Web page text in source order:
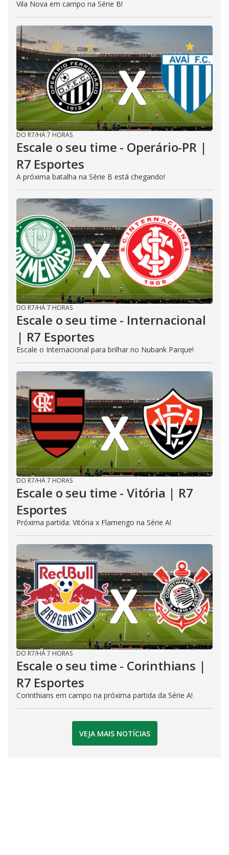
Vila Nova em campo na Série B!
DO R7/HÁ 7 HORAS
Escale o seu time - Operário-PR |
R7 Esportes
A próxima batalha na Série B está chegando!
DO R7/HÁ 7 HORAS
Escale o seu time - Internacional
| R7 Esportes
Escale o Internacional para brilhar no Nubank Parque!
DO R7/HÁ 7 HORAS
Escale o seu time - Vitória | R7
Esportes
Próxima partida: Vitória x Flamengo na Série A!
DO R7/HÁ 7 HORAS
Escale o seu time - Corinthians |
R7 Esportes
Corinthians em campo na próxima partida da Série A!
VEJA MAIS NOTÍCIAS